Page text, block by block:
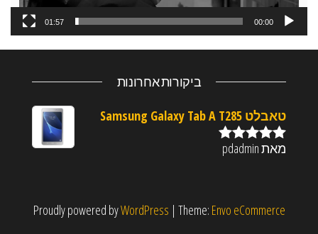
00:00
01:57
ביקורות אחרונות
טאבלט Samsung Galaxy Tab A T285
דורג5מתוך מאת pdadmin
Proudly powered byWordPress | Theme: Envo eCommerce